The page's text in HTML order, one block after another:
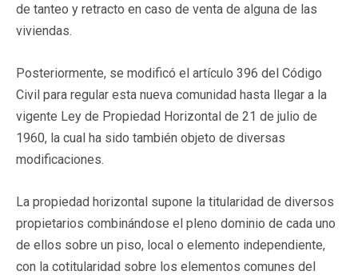
de tanteo y retracto en caso de venta de alguna de las
viviendas.
Posteriormente, se modificó el artículo 396 del Código
Civil para regular esta nueva comunidad hasta llegar a la
vigente Ley de Propiedad Horizontal de 21 de julio de
1960, la cual ha sido también objeto de diversas
modificaciones.
La propiedad horizontal supone la titularidad de diversos
propietarios combinándose el pleno dominio de cada uno
de ellos sobre un piso, local o elemento independiente,
con la cotitularidad sobre los elementos comunes del